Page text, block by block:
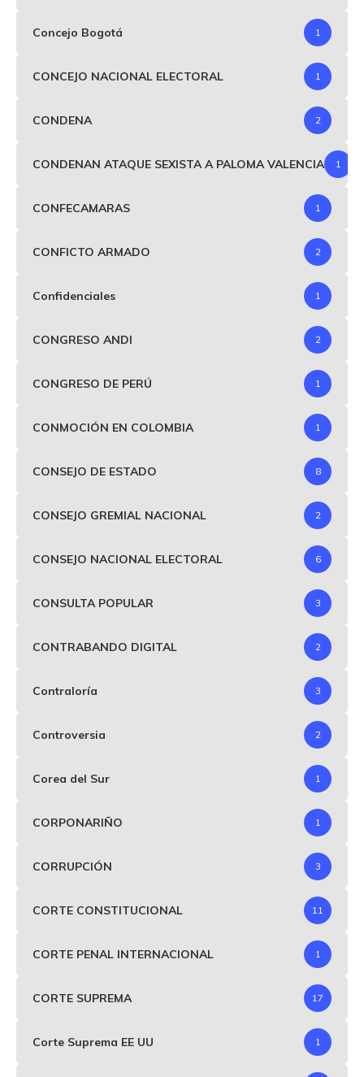
Concejo Bogotá 1
CONCEJO NACIONAL ELECTORAL 1
CONDENA 2
CONDENAN ATAQUE SEXISTA A PALOMA VALENCIA 1
CONFECAMARAS 1
CONFICTO ARMADO 2
Confidenciales 1
CONGRESO ANDI 2
CONGRESO DE PERÚ 1
CONMOCIÓN EN COLOMBIA 1
CONSEJO DE ESTADO 8
CONSEJO GREMIAL NACIONAL 2
CONSEJO NACIONAL ELECTORAL 6
CONSULTA POPULAR 3
CONTRABANDO DIGITAL 2
Contraloría 3
Controversia 2
Corea del Sur 1
CORPONARIÑO 1
CORRUPCIÓN 3
CORTE CONSTITUCIONAL 11
CORTE PENAL INTERNACIONAL 1
CORTE SUPREMA 17
Corte Suprema EE UU 1